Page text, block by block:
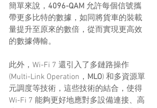
簡單來說， 4096-QAM 允許每個信號攜
帶更多比特的數據，如同將貨車的裝載
量提升至原來的數倍，從而實現更高效
的數據傳輸。
此外，Wi-Fi 7 還引入了多鏈路操作
(Multi-Link Operation， MLO) 和多資源單
元調度等技術，這些技術的結合，使得
Wi-Fi 7 能夠更好地應對多設備連接、高